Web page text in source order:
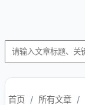
首页 / 所有文章 /